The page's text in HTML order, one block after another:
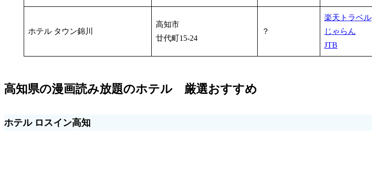
ホテル タウン錦川
高知市
廿代町15-24
？
楽天トラベル
じゃらん
JTB
高知県の漫画読み放題のホテル 厳選おすすめ
ホテル ロスイン高知